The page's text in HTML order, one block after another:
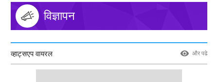
विज्ञापन
व्हाट्सएप वायरल और पढे